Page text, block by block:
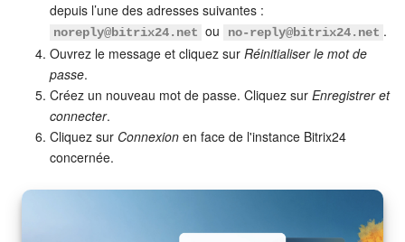
Signature électronique pour les RH
Analytique
BI Builder
Automatisation
depuis l’une des adresses suivantes :
noreply@bitrix24.net ou no-reply@bitrix24.net .
Ouvrez le message et cliquez sur Réinitialiser le mot de
passe.
Créez un nouveau mot de passe. Cliquez sur Enregistrer et
connecter.
Cliquez sur Connexion en face de l'instance Bitrix24
concernée.